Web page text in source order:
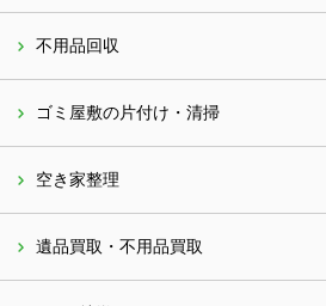
不用品回収
ゴミ屋敷の片付け・清掃
空き家整理
遺品買取・不用品買取